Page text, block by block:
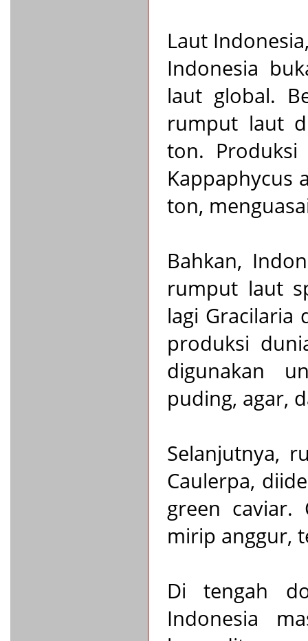
Laut
Indonesia
laut global.
rumput laut
ton.
Kappaphycus
ton,
Bahkan,
rumput laut
lagi Gracilaria
produksi
digunakan
puding, agar,
Selanjutnya,
Caulerpa,
green caviar.
mirip anggur,
Di tengah
Indonesia